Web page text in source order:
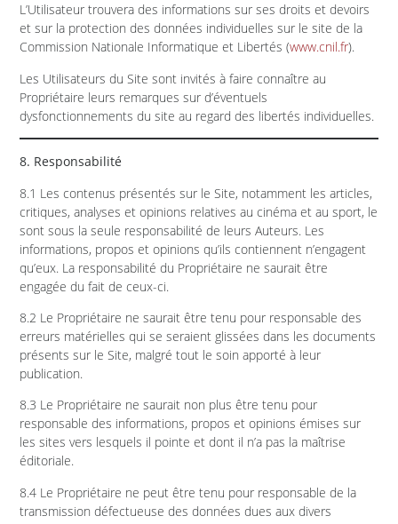
L’Utilisateur trouvera des informations sur ses droits et devoirs
et sur la protection des données individuelles sur le site de la
Commission Nationale Informatique et Libertés (www.cnil.fr).
Les Utilisateurs du Site sont invités à faire connaître au
Propriétaire leurs remarques sur d’éventuels
dysfonctionnements du site au regard des libertés individuelles.
8. Responsabilité
8.1 Les contenus présentés sur le Site, notamment les articles,
critiques, analyses et opinions relatives au cinéma et au sport, le
sont sous la seule responsabilité de leurs Auteurs. Les
informations, propos et opinions qu’ils contiennent n’engagent
qu’eux. La responsabilité du Propriétaire ne saurait être
engagée du fait de ceux-ci.
8.2 Le Propriétaire ne saurait être tenu pour responsable des
erreurs matérielles qui se seraient glissées dans les documents
présents sur le Site, malgré tout le soin apporté à leur
publication.
8.3 Le Propriétaire ne saurait non plus être tenu pour
responsable des informations, propos et opinions émises sur
les sites vers lesquels il pointe et dont il n’a pas la maîtrise
éditoriale.
8.4 Le Propriétaire ne peut être tenu pour responsable de la
transmission défectueuse des données dues aux divers